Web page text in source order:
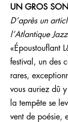
UN GROS
D’après un
l’Atlantique
«Époustouflant
festival, un des
rares,
vous auriez dû
la tempête se
vent de poésie,